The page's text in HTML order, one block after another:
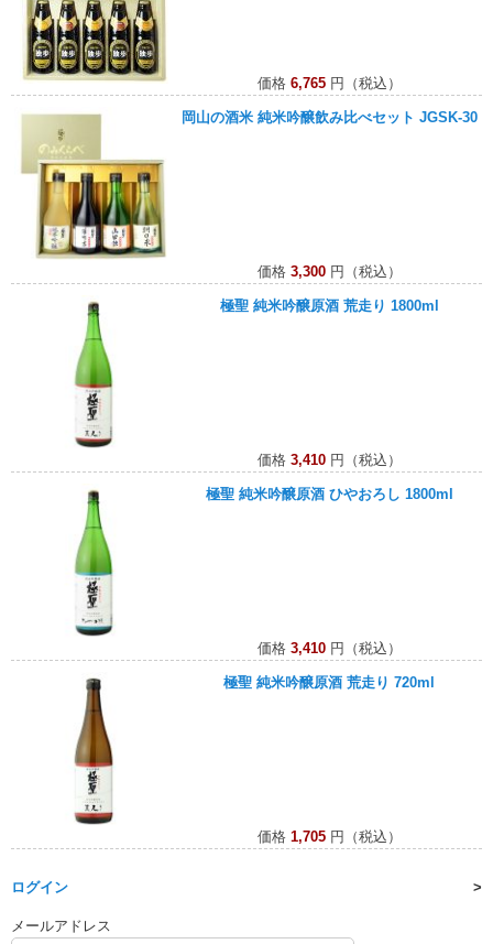
価格 6,765円（税込）
岡山の酒米 純米吟醸飲み比べセット JGSK-30
価格 3,300円（税込）
極聖 純米吟醸原酒 荒走り 1800ml
価格 3,410円（税込）
極聖 純米吟醸原酒 ひやおろし 1800ml
価格 3,410円（税込）
極聖 純米吟醸原酒 荒走り 720ml
価格 1,705円（税込）
ログイン
メールアドレス